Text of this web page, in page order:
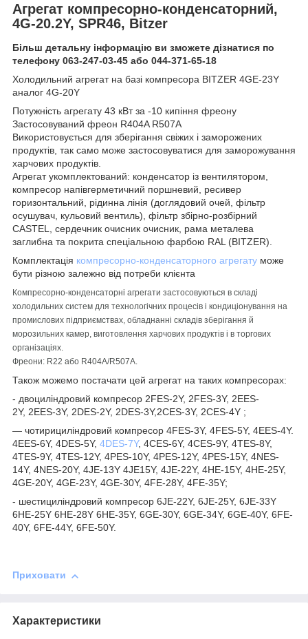
Агрегат компресорно-конденсаторний,
4G-20.2Y, SPR46, Bitzer
Більш детальну інформацію ви зможете дізнатися по
телефону 063-247-03-45 або 044-371-65-18
Холодильний агрегат на базі компресора BITZER 4GE-23Y
аналог 4G-20Y
Потужність агрегату 43 кВт за -10 кипіння фреону
Застосовуваний фреон R404A R507A
Використовується для зберігання свіжих і заморожених
продуктів, так само може застосовуватися для заморожування
харчових продуктів.
Агрегат укомплектований: конденсатор із вентилятором,
компресор напівгерметичний поршневий, ресивер
горизонтальний, рідинна лінія (доглядовий очей, фільтр
осушувач, кульовий вентиль), фільтр збірно-розбірний
CASTEL, сердечник очисник очисник, рама металева
заглибна та покрита спеціальною фарбою RAL (BITZER).
Комплектація компресорно-конденсаторного агрегату може
бути різною залежно від потреби клієнта
Компресорно-конденсаторні агрегати застосовуються в складі
холодильних систем для технологічних процесів і кондиціонування на
промислових підприємствах, обладнанні складів зберігання й
морозильних камер, виготовлення харчових продуктів і в торгових
організаціях.
Фреони: R22 або R404А/R507A.
Також можемо постачати цей агрегат на таких компресорах:
- двоциліндровий компресор 2FES-2Y, 2FES-3Y, 2EES-
2Y, 2EES-3Y, 2DES-2Y, 2DES-3Y,2CES-3Y, 2CES-4Y ;
— чотирициліндровий компресор 4FES-3Y, 4FES-5Y, 4EES-4Y.
4EES-6Y, 4DES-5Y, 4DES-7Y, 4CES-6Y, 4CES-9Y, 4TES-8Y,
4TES-9Y, 4TES-12Y, 4PES-10Y, 4PES-12Y, 4PES-15Y, 4NES-
14Y, 4NES-20Y, 4JE-13Y 4JE15Y, 4JE-22Y, 4HE-15Y, 4HE-25Y,
4GE-20Y, 4GE-23Y, 4GE-30Y, 4FE-28Y, 4FE-35Y;
- шестициліндровий компресор 6JE-22Y, 6JE-25Y, 6JE-33Y
6HE-25Y 6HE-28Y 6HE-35Y, 6GE-30Y, 6GE-34Y, 6GE-40Y, 6FE-
40Y, 6FE-44Y, 6FE-50Y.
Приховати
Характеристики